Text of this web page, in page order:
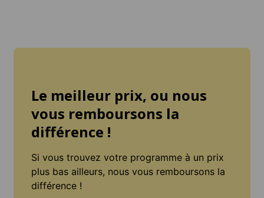
Le meilleur prix, ou nous
vous remboursons la
différence !
Si vous trouvez votre programme à un prix
plus bas ailleurs, nous vous remboursons la
différence !